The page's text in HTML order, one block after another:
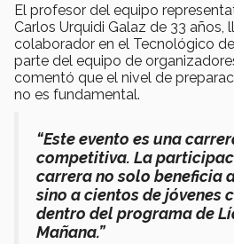
El profesor del equipo
Carlos Urquidi Galaz de 33 años,
colaborador en el Tecnológico
parte del equipo de
comentó que el nivel de
no es fundamental.
“Este evento es una
competitiva. La
carrera no solo beneficia
sino a cientos de jóvenes
dentro del programa de
Mañana.”